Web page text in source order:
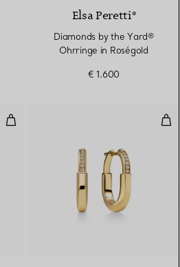
Elsa Peretti®
Diamonds by the Yard®
Ohrringe in Roségold
€ 1.600
Ohrhänger